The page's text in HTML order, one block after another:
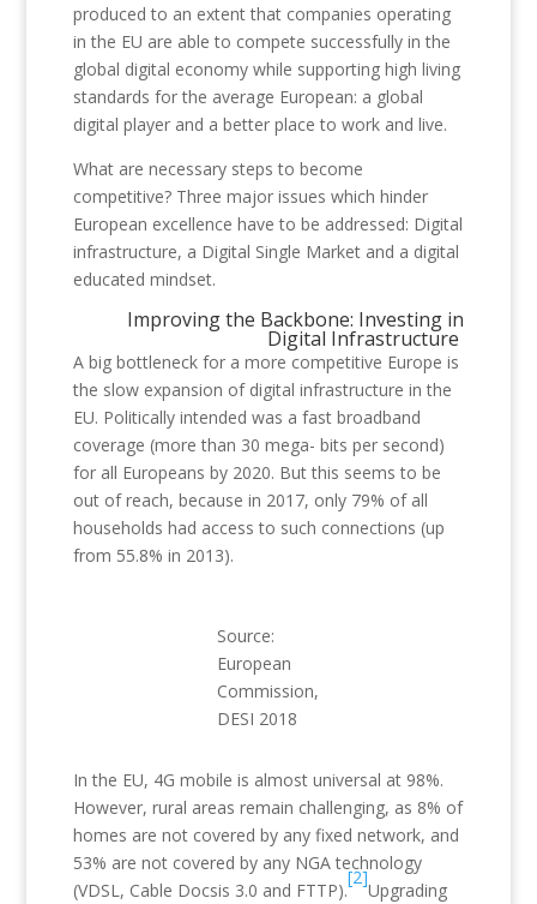
produced to an extent that companies operating
in the EU are able to compete successfully in the
global digital economy while supporting high living
standards for the average European: a global
digital player and a better place to work and live.
What are necessary steps to become
competitive? Three major issues which hinder
European excellence have to be addressed: Digital
infrastructure, a Digital Single Market and a digital
educated mindset.
Improving the Backbone: Investing in
Digital Infrastructure
A big bottleneck for a more competitive Europe is
the slow expansion of digital infrastructure in the
EU. Politically intended was a fast broadband
coverage (more than 30 mega- bits per second)
for all Europeans by 2020. But this seems to be
out of reach, because in 2017, only 79% of all
households had access to such connections (up
from 55.8% in 2013).
Source:
European
Commission,
DESI 2018
In the EU, 4G mobile is almost universal at 98%.
However, rural areas remain challenging, as 8% of
homes are not covered by any fixed network, and
53% are not covered by any NGA technology
(VDSL, Cable Docsis 3.0 and FTTP).
[2]
Upgrading